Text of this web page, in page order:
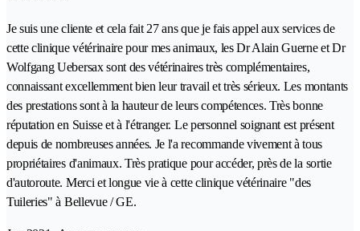
Je suis une cliente et cela fait 27 ans que je fais appel aux services de
cette clinique vétérinaire pour mes animaux, les Dr Alain Guerne et Dr
Wolfgang Uebersax sont des vétérinaires très complémentaires,
connaissant excellemment bien leur travail et très sérieux. Les montants
des prestations sont à la hauteur de leurs compétences. Très bonne
réputation en Suisse et à l'étranger. Le personnel soignant est présent
depuis de nombreuses années. Je l'a recommande vivement à tous
propriétaires d'animaux. Très pratique pour accéder, près de la sortie
d'autoroute. Merci et longue vie à cette clinique vétérinaire "des
Tuileries" à Bellevue / GE.